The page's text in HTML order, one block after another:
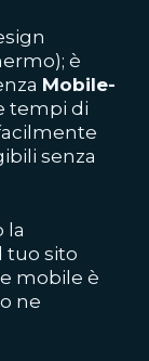
è
Mobile-
tempi di
senza
la
tuo sito
mobile è
ne